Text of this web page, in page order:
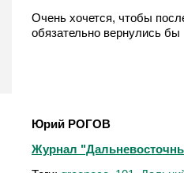
Очень хочется, чтобы
обязательно вернулись
Юрий РОГОВ
Журнал